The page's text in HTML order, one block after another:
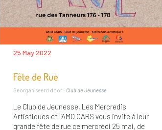
25 May 2022
Fête de Rue
Georganiseerd door : Club de Jeunesse
Le Club de Jeunesse, Les Mercredis
Artistiques et l’AMO CARS vous invite à leur
grande fête de rue ce mercredi 25 mai, de